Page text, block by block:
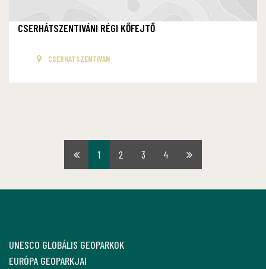
CSERHÁTSZENTIVÁNI RÉGI KŐFEJTŐ
CSERHÁTSZENTIVÁN
Első1 2 3 4
Utolsó
UNESCO GLOBÁLIS GEOPARKOK
EURÓPA GEOPARKJAI